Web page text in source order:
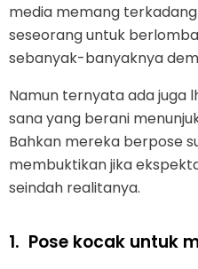
media memang
seseorang untuk
sebanyak-banyaknya
Namun ternyata ada juga
sana yang berani
Bahkan mereka berpose
membuktikan jika
seindah realitanya.
1. Pose kocak untuk